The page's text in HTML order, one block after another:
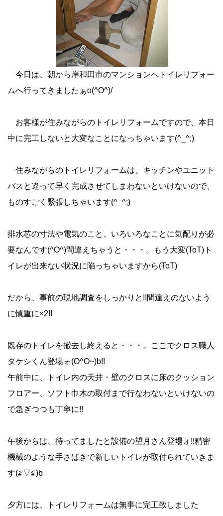
今日は、朝から岸和田市のマンションへトイレリフォー
ムへ行ってきましたぁo(^O^)/
お客様が住みながらのトイレリフォームですので、本日
中に完工しないと大変なことになっちゃいます(^_^;)
住みながらのトイレリフォームは、キッチンやユニット
バスと違って早く完成させてしまわないといけないので、
ものすごく緊張しちゃいます(^_^;)
排水芯の寸法や電気のこと、いろいろなことに気配りが必
要なんです(^O^)間違えちゃうと・・・。もう大変(ToT)ト
イレが出来ない状況に陥っちゃいますから(ToT)
だから、事前の現地調査をしっかりと!!間違えのないよう
に慎重に×2!!
既存のトイレを撤去し終えると・・・。ここでクロス職人
タケシくん登場ォ(O^O~)b!!
午前中に、トイレ内の天井・壁のクロスに床のクッション
フロアー、ソフト巾木の取付まで行なわないといけないの
で急ぎつつも丁寧に!!
午後からは、待ってましたと設備の望月さん登場ォ!!精密
機械のような手さばきで新しいトイレが取付られていきま
す(≧▽≦)b
夕方には、トイレリフォームは無事に完工致しました